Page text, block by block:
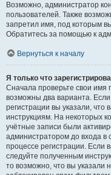
Возможно, администратор
пользователей. Также
запретил имя, под которым
Обратитесь за помощью к
Вернуться к началу
Я только что
Сначала проверьте свои имя
возможны два варианта.
регистрации вы указали,
инструкциям. На некоторых
учётные записи были
администратором до входа
процессе регистрации.
следуйте полученным
то возможно, что вы указали